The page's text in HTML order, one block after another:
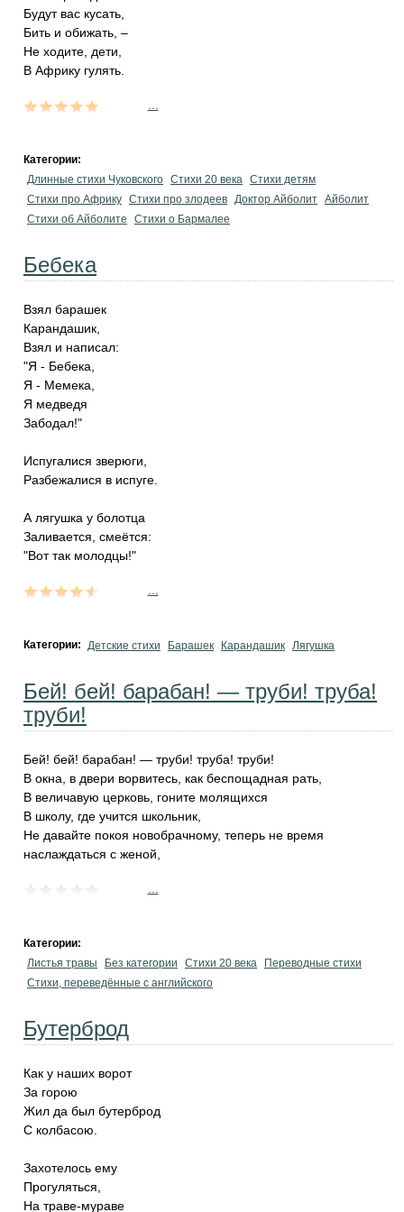
Будут вас кусать,
Бить и обижать, –
Не ходите, дети,
В Африку гулять.
Категории:
Длинные стихи Чуковского Стихи 20 века Стихи детям
Стихи про Африку Стихи про злодеев Доктор Айболит Айболит
Стихи об Айболите
Стихи о Бармалее
Бебека
Взял барашек
Карандашик,
Взял и написал:
"Я - Бебека,
Я - Мемека,
Я медведя
Забодал!"
Испугалися зверюги,
Разбежалися в испуге.
А лягушка у болотца
Заливается, смеётся:
"Вот так молодцы!"
Категории: Детские стихи Барашек Карандашик Лягушка
Бей! бей! барабан! — труби! труба!
труби!
Бей! бей! барабан! — труби! труба! труби!
В окна, в двери ворвитесь, как беспощадная рать,
В величавую церковь, гоните молящихся
В школу, где учится школьник,
Не давайте покоя новобрачному, теперь не время
наслаждаться с женой,
Категории:
Листья травы
Без категории Стихи 20 века
Переводные стихи
Стихи, переведённые с английского
Бутерброд
Как у наших ворот
За горою
Жил да был бутерброд
С колбасою.
Захотелось ему
Прогуляться,
На траве-мураве